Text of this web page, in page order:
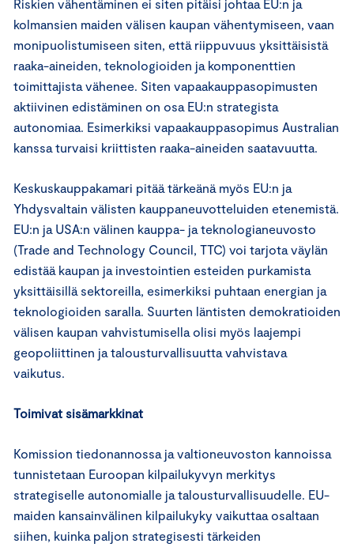
Riskien vähentäminen ei siten pitäisi johtaa EU:n ja
kolmansien maiden välisen kaupan vähentymiseen, vaan
monipuolistumiseen siten, että riippuvuus yksittäisistä
raaka-aineiden, teknologioiden ja komponenttien
toimittajista vähenee. Siten vapaakauppasopimusten
aktiivinen edistäminen on osa EU:n strategista
autonomiaa. Esimerkiksi vapaakauppasopimus Australian
kanssa turvaisi kriittisten raaka-aineiden saatavuutta.
Keskuskauppakamari pitää tärkeänä myös EU:n ja
Yhdysvaltain välisten kauppaneuvotteluiden etenemistä.
EU:n ja USA:n välinen kauppa- ja teknologianeuvosto
(Trade and Technology Council, TTC) voi tarjota väylän
edistää kaupan ja investointien esteiden purkamista
yksittäisillä sektoreilla, esimerkiksi puhtaan energian ja
teknologioiden saralla. Suurten läntisten demokratioiden
välisen kaupan vahvistumisella olisi myös laajempi
geopoliittinen ja talousturvallisuutta vahvistava
vaikutus.
Toimivat sisämarkkinat
Komission tiedonannossa ja valtioneuvoston kannoissa
tunnistetaan Euroopan kilpailukyvyn merkitys
strategiselle autonomialle ja talousturvallisuudelle. EU-
maiden kansainvälinen kilpailukyky vaikuttaa osaltaan
siihen, kuinka paljon strategisesti tärkeiden